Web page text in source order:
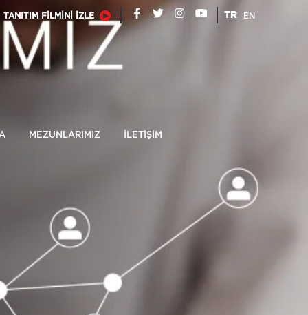
TANITIM FİLMİNİ İZLE TR EN
MEZUNLARIMIZ İLETİŞİM